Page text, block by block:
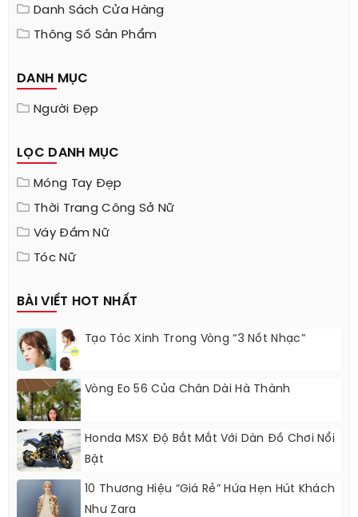
Danh Sách Cửa Hàng
Thông Số Sản Phẩm
DANH MỤC
Người Đẹp
LỌC DANH MỤC
Móng Tay Đẹp
Thời Trang Công Sở Nữ
Váy Đầm Nữ
Tóc Nữ
BÀI VIẾT HOT NHẤT
Tạo Tóc Xinh Trong Vòng “3 Nốt Nhạc”
Vòng Eo 56 Của Chân Dài Hà Thành
Honda MSX Độ Bắt Mắt Với Dàn Đồ Chơi Nổi
Bật
10 Thương Hiệu “giá Rẻ” Hứa Hẹn Hút Khách
Như Zara